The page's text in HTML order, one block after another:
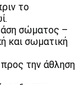
το
σώματος –
και σωματική
την άθληση